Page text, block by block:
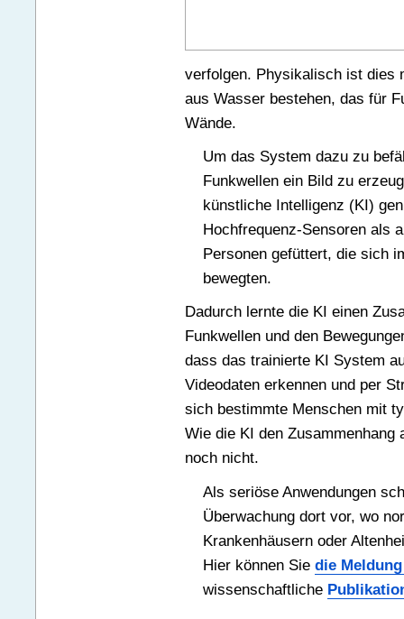
verfolgen. Physikalisch ist dies
aus Wasser bestehen, das für
Wände.
Um das System dazu zu
Funkwellen ein Bild zu
künstliche Intelligenz (KI)
Hochfrequenz-Sensoren als
Personen gefüttert, die sich
bewegten.
Dadurch lernte die KI einen
Funkwellen und den
dass das trainierte KI System
Videodaten erkennen und per
sich bestimmte Menschen mit
Wie die KI den
noch nicht.
Als seriöse Anwendungen
Überwachung dort vor, wo
Krankenhäusern oder
Hier können Sie die
wissenschaftliche